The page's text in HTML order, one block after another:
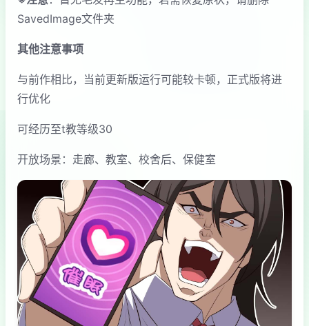
SavedImage文件夹
其他注意事项
与前作相比，当前更新版运行可能较卡顿，正式版将进
行优化
可经历至t教等级30
开放场景：走廊、教室、校舍后、保健室